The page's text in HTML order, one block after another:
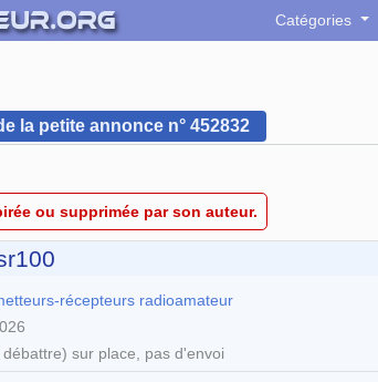
Catégories
la petite annonce n° 452832
ou supprimée par son auteur.
récepteurs radioamateur
débattre) sur place, pas d'envoi